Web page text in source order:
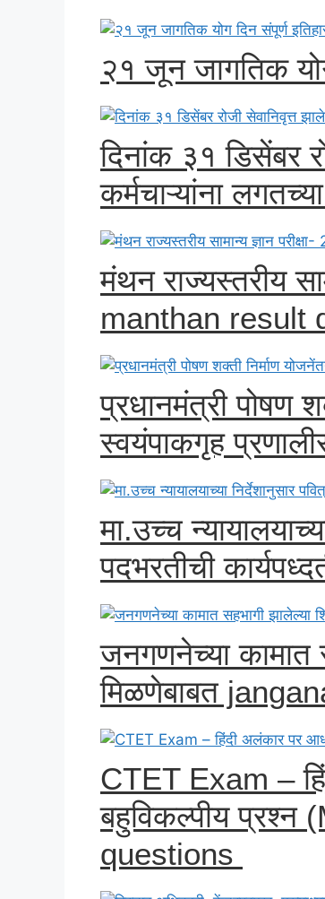
२१ जून जागतिक
दिनांक ३१ डिसेंबर
कर्मचाऱ्यांना
मंथन राज्यस्तरीय
manthan result
प्रधानमंत्री पोषण
स्वयंपाकगृह
मा.उच्च
पदभरतीची
जनगणनेच्या कामात
मिळणेबाबत
CTET Exam –
बहुविकल्पीय
questions